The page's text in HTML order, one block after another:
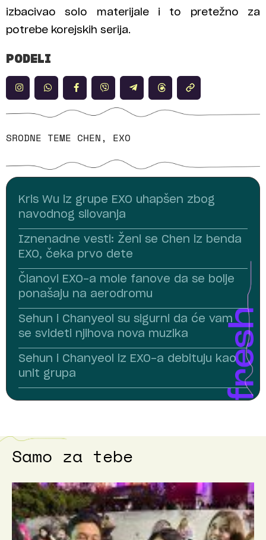
izbacivao solo materijale i to pretežno za
potrebe korejskih serija.
PODELI
SRODNE TEME CHEN, EXO
Kris Wu iz grupe EXO uhapšen zbog
navodnog silovanja
Iznenadne vesti: Ženi se Chen iz benda
EXO, čeka prvo dete
Članovi EXO-a mole fanove da se bolje
ponašaju na aerodromu
Sehun i Chanyeol su sigurni da će vam
se svideti njihova nova muzika
Sehun i Chanyeol iz EXO-a debituju kao
unit grupa
Samo za tebe